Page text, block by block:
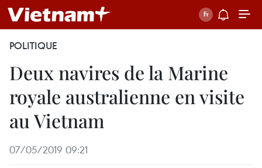
POLITIQUE
Deux navires de la Marine
royale australienne en visite
au Vietnam
07/05/2019 09:21